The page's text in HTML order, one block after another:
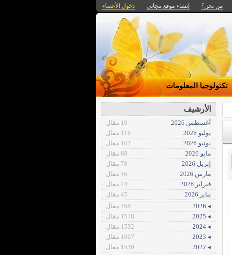
من نحن؟ إنشاء موقع مجاني دخول الأعضاء
تكنولوجيا المعلومات
الأرشيف
أغسطس 2026
19 مقال
يوليو 2026
116 مقال
يونيو 2026
102 مقال
مايو 2026
68 مقال
إبريل 2026
78 مقال
مارس 2026
46 مقال
فبراير 2026
24 مقال
يناير 2026
45 مقال
◂ 2026
498 مقال
◂ 2025
1518 مقال
◂ 2024
1532 مقال
◂ 2023
1907 مقال
◂ 2022
1530 مقال